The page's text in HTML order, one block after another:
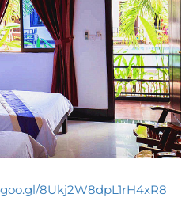
8Ukj2W8dpL1rH4xR8